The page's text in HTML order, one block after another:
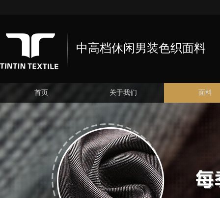
中高档休闲男装色织面料
首页 关于我们 面料